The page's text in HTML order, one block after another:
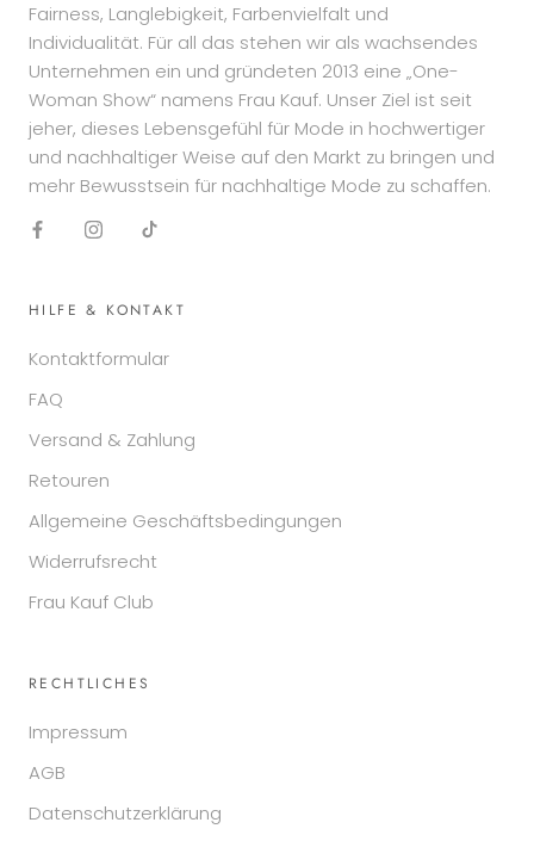
Fairness, Langlebigkeit, Farbenvielfalt und
Individualität. Für all das stehen wir als wachsendes
Unternehmen ein und gründeten 2013 eine „One-
Woman Show“ namens Frau Kauf. Unser Ziel ist seit
jeher, dieses Lebensgefühl für Mode in hochwertiger
und nachhaltiger Weise auf den Markt zu bringen und
mehr Bewusstsein für nachhaltige Mode zu schaffen.
HILFE & KONTAKT
Kontaktformular
FAQ
Versand & Zahlung
Retouren
Allgemeine Geschäftsbedingungen
Widerrufsrecht
Frau Kauf Club
RECHTLICHES
Impressum
AGB
Datenschutzerklärung